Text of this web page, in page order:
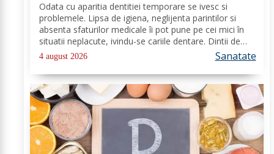
Odata cu aparitia dentitiei temporare se ivesc si
problemele. Lipsa de igiena, neglijenta parintilor si
absenta sfaturilor medicale îi pot pune pe cei mici în
situatii neplacute, ivindu-se cariile dentare. Dintii de
lapte se pot caria asemenea celor permanenti,
diferenta mare este ca structura...
4 august 2026 Sanatate